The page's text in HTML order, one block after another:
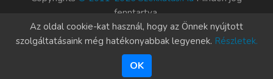
fenntartva.
Süti szabályzat
Az oldal cookie-kat használ, hogy az Önnek nyújtott
szolgáltatásaink még hatékonyabbak legyenek. Részletek.
OK